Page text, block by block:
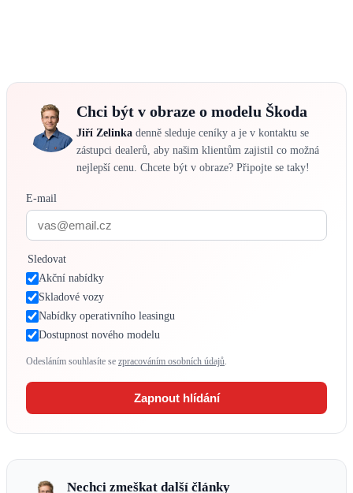
Chci být v obraze o modelu Škoda
Jiří Zelinka denně sleduje ceníky a je v kontaktu se
zástupci dealerů, aby našim klientům zajistil co možná
nejlepší cenu. Chcete být v obraze? Připojte se taky!
E-mail
Sledovat
Akční nabídky
Skladové vozy
Nabídky operativního leasingu
Dostupnost nového modelu
Odesláním souhlasíte se zpracováním osobních údajů.
Zapnout hlídání
Nechci zmeškat další články